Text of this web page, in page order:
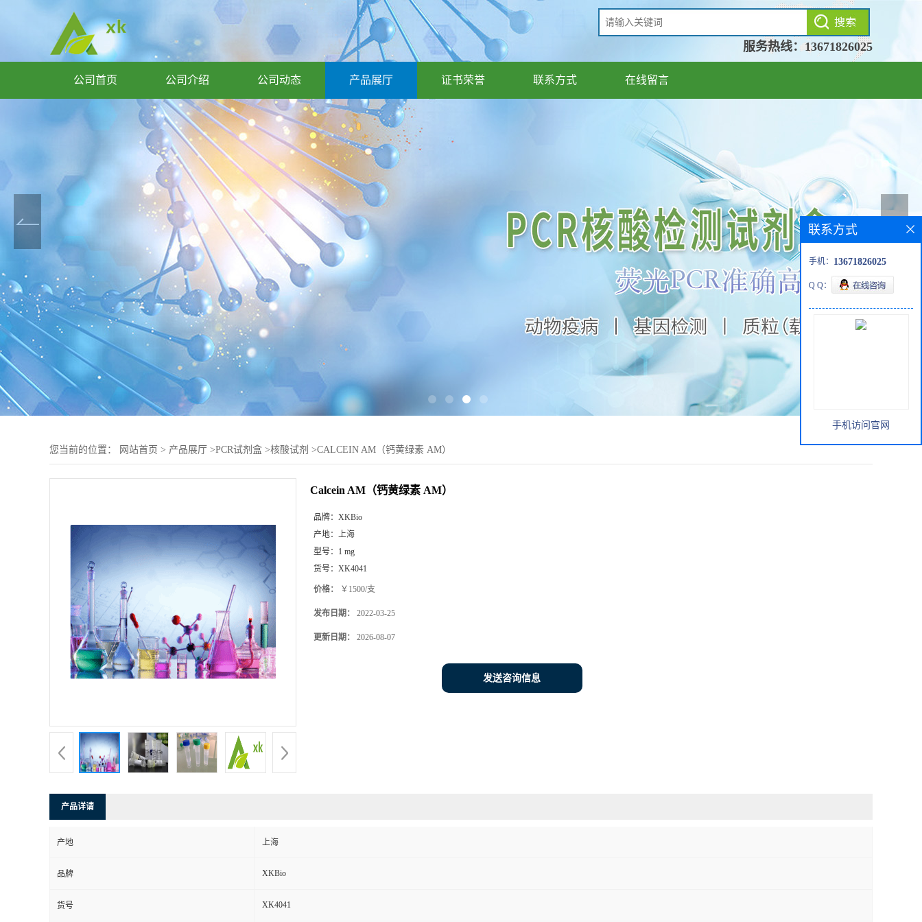
服务热线：13671826025
公司首页 公司介绍 公司动态 产品展厅 证书荣誉 联系方式 在线留言
您当前的位置： 网站首页 > 产品展厅 >PCR试剂盒 >核酸试剂 >CALCEIN AM（钙黄绿素 AM）
Calcein AM（钙黄绿素 AM）
品牌： XKBio
产地： 上海
型号： 1 mg
货号： XK4041
价格： ￥1500/支
发布日期： 2022-03-25
更新日期： 2026-08-07
发送咨询信息
产品详请
产地 上海
品牌 XKBio
货号 XK4041
联系方式
手机： 13671826025
Q Q：
手机访问官网